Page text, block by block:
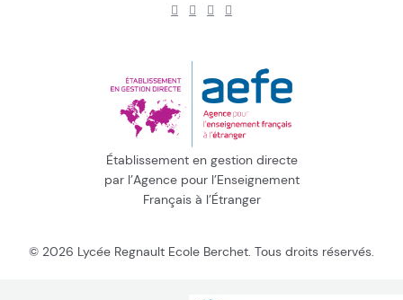
Établissement en gestion directe
par l’Agence pour l’Enseignement
Français à l’Étranger
© 2026 Lycée Regnault Ecole Berchet. Tous droits réservés.